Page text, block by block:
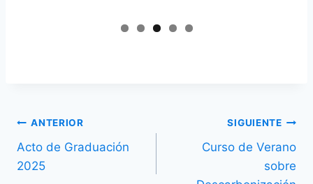
ANTERIOR
Acto de Graduación
2025
SIGUIENTE
Curso de Verano
sobre